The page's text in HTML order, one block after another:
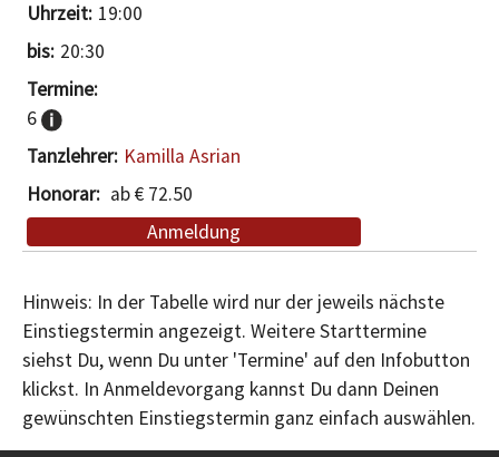
19:00
20:30
6
Kamilla Asrian
ab € 72.50
Anmeldung
Hinweis: In der Tabelle wird nur der jeweils nächste
Einstiegstermin angezeigt. Weitere Starttermine
siehst Du, wenn Du unter 'Termine' auf den Infobutton
klickst. In Anmeldevorgang kannst Du dann Deinen
gewünschten Einstiegstermin ganz einfach auswählen.